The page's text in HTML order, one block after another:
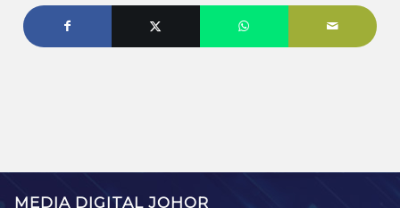
MEDIA DIGITAL JOHOR